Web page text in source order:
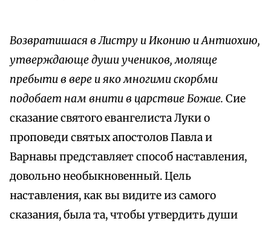
Возвратишася в Листру и Иконию и Антиохию,
утверждающе души учеников, моляще
пребыти в вере и яко многими скорбми
подобает нам внити в царствие Божие. Сие
сказание святого евангелиста Луки о
проповеди святых апостолов Павла и
Варнавы представляет способ наставления,
довольно необыкновенный. Цель
наставления, как вы видите из самого
сказания, была та, чтобы утвердить души